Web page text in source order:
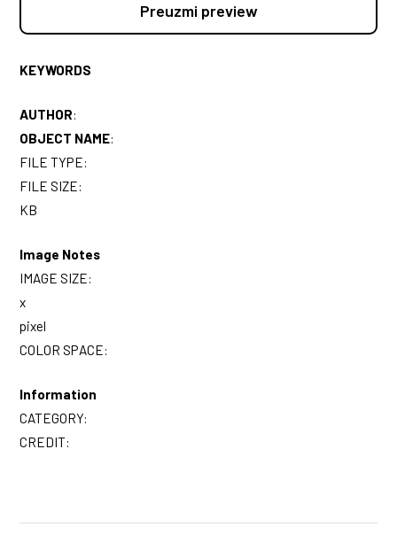
Preuzmi preview
KEYWORDS
AUTHOR:
OBJECT NAME:
FILE TYPE:
FILE SIZE:
KB
Image Notes
IMAGE SIZE:
x
pixel
COLOR SPACE:
Information
CATEGORY:
CREDIT: